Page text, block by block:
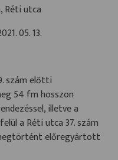
Réti utca
05. 13.
szám előtti
54 fm hosszon
illetve a
a Réti utca 37. szám
előregyártott